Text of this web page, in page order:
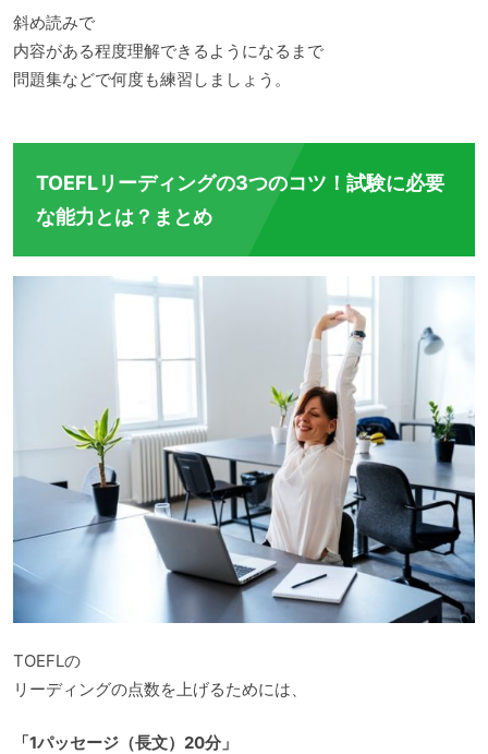
斜め読みで
内容がある程度理解できるようになるまで
問題集などで何度も練習しましょう。
TOEFLリーディングの3つのコツ！試験に必要
な能力とは？まとめ
TOEFLの
リーディングの点数を上げるためには、
「1パッセージ（長文）20分」